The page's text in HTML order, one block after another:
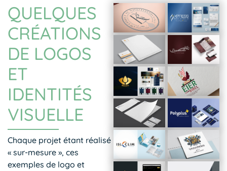
QUELQUES
CRÉATIONS
DE LOGOS
ET
IDENTITÉS
VISUELLE
Chaque projet étant réalisé
« sur-mesure », ces
exemples de logo et